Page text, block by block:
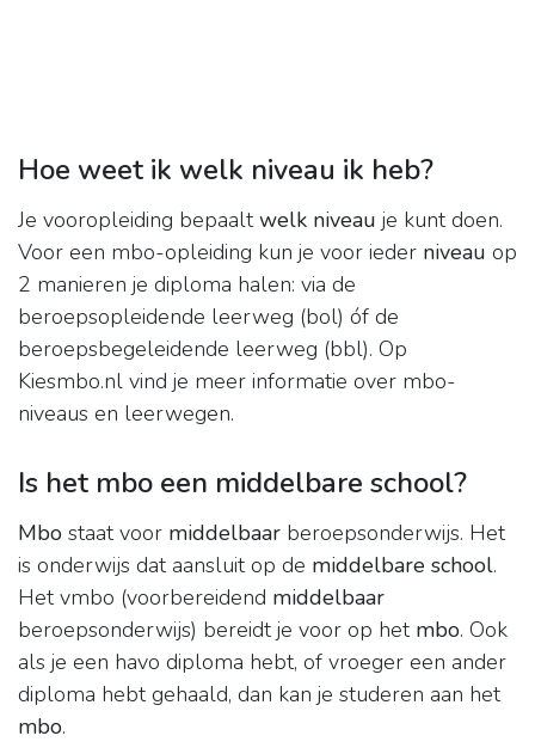
Hoe weet ik welk niveau ik heb?
Je vooropleiding bepaaltwelk niveau je kunt doen.
Voor een mbo-opleiding kun je voor ieder niveau op
2 manieren je diploma halen: via de
beroepsopleidende leerweg (bol) óf de
beroepsbegeleidende leerweg (bbl). Op
Kiesmbo.nl vind je meer informatie over mbo-
niveaus en leerwegen.
Is het mbo een middelbare school?
Mbo staat voor middelbaar beroepsonderwijs. Het
is onderwijs dat aansluit op de middelbare school.
Het vmbo (voorbereidend middelbaar
beroepsonderwijs) bereidt je voor op het mbo. Ook
als je een havo diploma hebt, of vroeger een ander
diploma hebt gehaald, dan kan je studeren aan het
mbo.